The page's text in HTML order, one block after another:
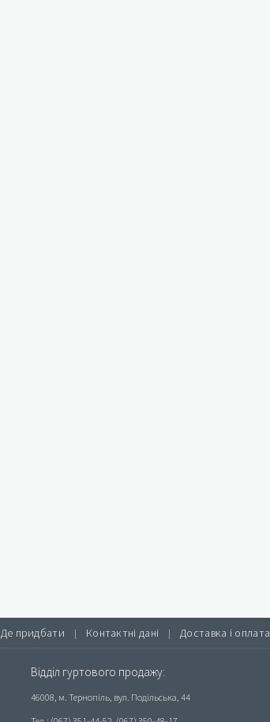
Де придбати | Контактні дані | Доставка і оплата
Відділ гуртового продажу:
46008, м. Тернопіль, вул. Подільська, 44